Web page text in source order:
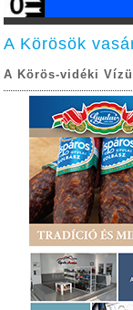
A Körösök
A Körös-vidéki